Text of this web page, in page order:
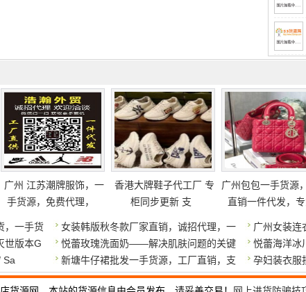
广州 江苏潮牌服饰，一
手货源，免费代理，
香港大牌鞋子代工厂 专
柜同步更新 支
广州包包一手货源
直销一件代发，
，一手货 女装韩版秋冬款厂家直销，诚招代理，一
广州女装连
世版本G 悦蕾玫瑰洗面奶——解决肌肤问题的关键
悦蕾海洋冰
Sa 新塘牛仔裙批发一手货源，工厂直销，支 孕妇装衣服